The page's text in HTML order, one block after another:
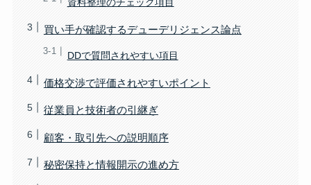
資料整理のチェック項目
買い手が確認するデューデリジェンス論点
DDで質問されやすい項目
価格交渉で評価されやすいポイント
従業員と技術者の引継ぎ
顧客・取引先への説明順序
秘密保持と情報開示の進め方